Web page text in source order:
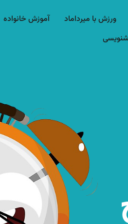
ورزش با میرداماد​ آموزش خانواده